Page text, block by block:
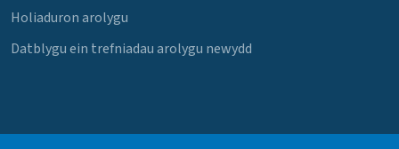
Holiaduron arolygu
Datblygu ein trefniadau arolygu newydd